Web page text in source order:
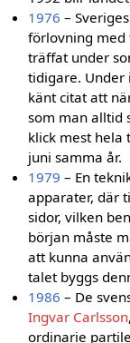
1976 –
förlovning
träffat under
tidigare. Under
känt citat att
som man alltid
klick mest hela
juni samma år.
1979 – En
apparater, där
sidor, vilken
början måste
att kunna
talet byggs
1986 – De
Ingvar Carlsson
ordinarie